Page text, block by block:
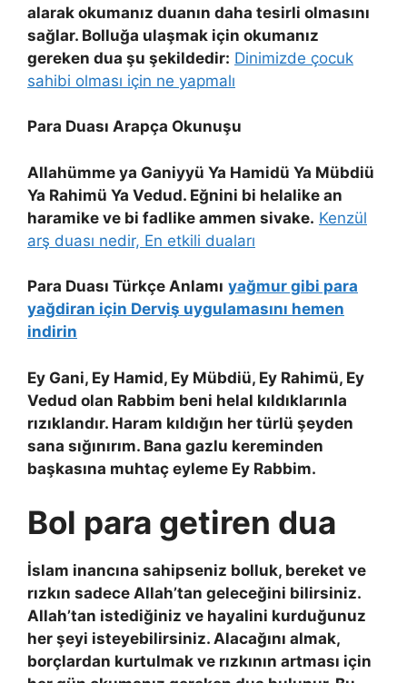
alarak okumanız duanın daha tesirli olmasını
sağlar. Bolluğa ulaşmak için okumanız
gereken dua şu şekildedir: Dinimizde çocuk
sahibi olması için ne yapmalı
Para Duası Arapça Okunuşu
Allahümme ya Ganiyyü Ya Hamidü Ya Mübdiü
Ya Rahimü Ya Vedud. Eğnini bi helalike an
haramike ve bi fadlike ammen sivake. Kenzül
arş duası nedir, En etkili duaları
Para Duası Türkçe Anlamı yağmur gibi para
yağdiran için Derviş uygulamasını hemen
indirin
Ey Gani, Ey Hamid, Ey Mübdiü, Ey Rahimü, Ey
Vedud olan Rabbim beni helal kıldıklarınla
rızıklandır. Haram kıldığın her türlü şeyden
sana sığınırım. Bana gazlu kereminden
başkasına muhtaç eyleme Ey Rabbim.
Bol para getiren dua
İslam inancına sahipseniz bolluk, bereket ve
rızkın sadece Allah’tan geleceğini bilirsiniz.
Allah’tan istediğiniz ve hayalini kurduğunuz
her şeyi isteyebilirsiniz. Alacağını almak,
borçlardan kurtulmak ve rızkının artması için